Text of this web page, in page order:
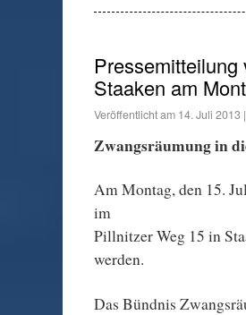
Staaken am
Veröffentlicht am 14. Juli 2013 |
Zwangsräumung in
Am Montag, den 15.
im
Pillnitzer Weg 15 in
werden.
Das Bündnis